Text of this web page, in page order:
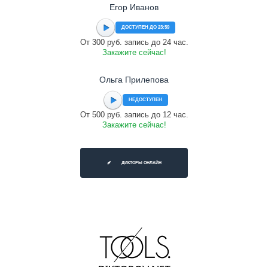
Егор Иванов
ДОСТУПЕН ДО 23:59
От 300 руб. запись до 24 час.
Закажите сейчас!
Ольга Прилепова
НЕДОСТУПЕН
От 500 руб. запись до 12 час.
Закажите сейчас!
ДИКТОРЫ ОНЛАЙН